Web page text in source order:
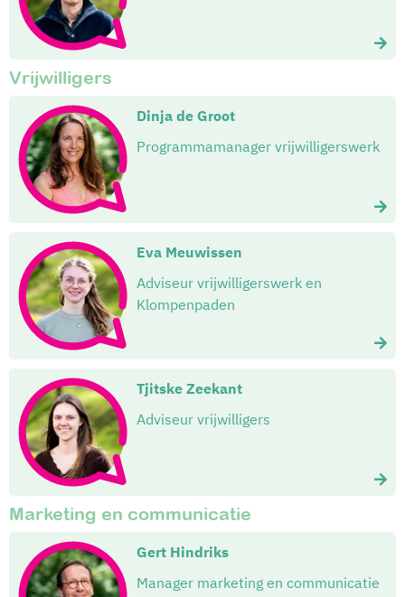
Vrijwilligers
Dinja de Groot
Programmamanager vrijwilligerswerk
Eva Meuwissen
Adviseur vrijwilligerswerk en
Klompenpaden
Tjitske Zeekant
Adviseur vrijwilligers
Marketing en communicatie
Gert Hindriks
Manager marketing en communicatie